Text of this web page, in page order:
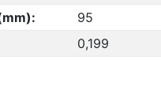
95
0,199